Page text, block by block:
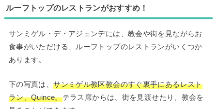
ルーフトップのレストランがおすすめ！
サンミゲル・デ・アジェンデには、教会や街を見ながらお
食事がいただける、ルーフトップのレストランがいくつか
あります。
下の写真は、サンミゲル教区教会のすぐ裏手にあるレスト
ラン、Quince。テラス席からは、街を見渡せたり、教会を